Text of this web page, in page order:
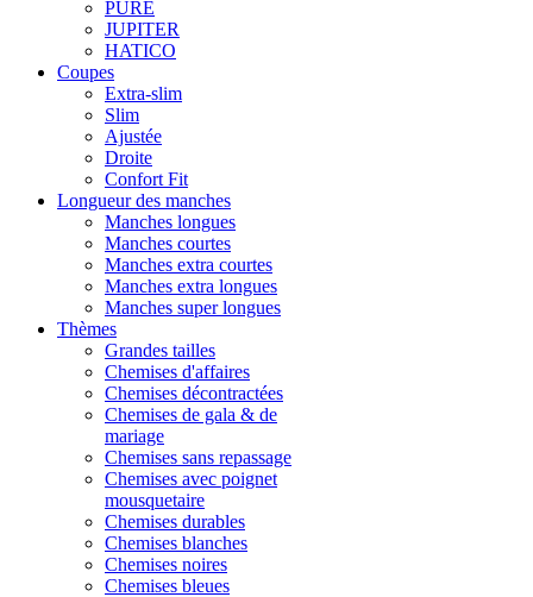
PURE
JUPITER
HATICO
Coupes
Extra-slim
Slim
Ajustée
Droite
Confort Fit
Longueur des manches
Manches longues
Manches courtes
Manches extra courtes
Manches extra longues
Manches super longues
Thèmes
Grandes tailles
Chemises d'affaires
Chemises décontractées
Chemises de gala & de
mariage
Chemises sans repassage
Chemises avec poignet
mousquetaire
Chemises durables
Chemises blanches
Chemises noires
Chemises bleues